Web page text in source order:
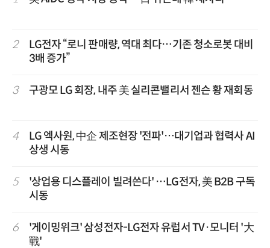
2
LG전자 “로니 판매량, 역대 최다…기존 청소로봇 대비
3배 증가”
3 구광모 LG 회장, 내주 美 실리콘밸리서 젠슨 황 재회동
4
LG 엑사원, 中企 제조현장 '전파'…대기업과 협력사 AI
상생 시동
5
'상업용 디스플레이 빌려쓴다' …LG전자, 美 B2B 구독
시동
6
'게이밍위크' 삼성전자-LG전자 유럽서 TV·모니터 '大
戰'